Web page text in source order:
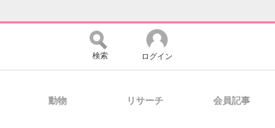
検索 ログイン
動物 リサーチ 会員記事